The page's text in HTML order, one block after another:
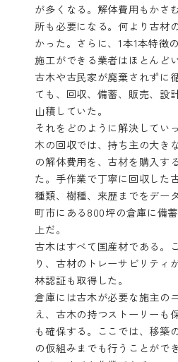
が多くなる。解体費用もかさ
所も必要になる。何より古材
かった。さらに、1本1本特徴
施工ができる業者はほとんどい
古木や古民家が廃棄されずに
ても、回収、備蓄、販売、設
山積していた。
それをどのように解決してい
木の回収では、持ち主の大き
の解体費用を、古材を購入す
た。手作業で丁寧に回収した
種類、樹種、来歴までをデー
町市にある800坪の倉庫に備
上だ。
古木はすべて国産材である。
り、古材のトレーサビリティ
林認証も取得した。
倉庫には古木が必要な施主の
え、古木の持つストーリーも
も確保する。ここでは、移築
の仮組みまでも行うことがで